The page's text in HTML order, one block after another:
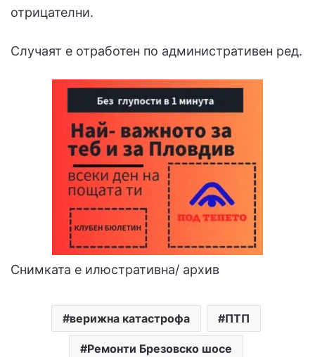
отрицателни.
Случаят е отработен по административен ред.
Снимката е илюстративна/ архив
верижна катастрофа ПТП
Ремонти Брезовско шосе